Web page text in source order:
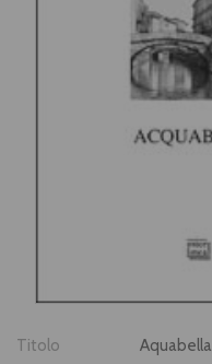
Titolo
Aquabella